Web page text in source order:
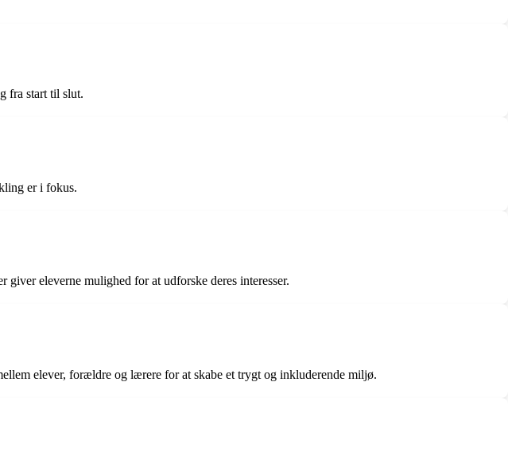
fra start til slut.
er i fokus.
eleverne mulighed for at udforske deres interesser.
elever, forældre og lærere for at skabe et trygt og inkluderende miljø.